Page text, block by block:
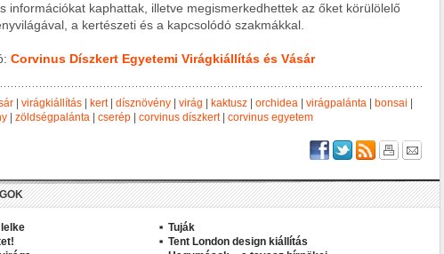
információkat kaphattak, illetve megismerkedhettek az őket körülölelő
a kertészeti és a kapcsolódó szakmákkal.
Corvinus Díszkert Egyetemi Virágkiállítás és Vásár
virágkiállítás kert| dísznövény virág kaktusz orchidea virágpalánta bonsai
zöldségpalánta cserép corvinus díszkert| corvinus egyetem
Tuják
Tent London design kiállítás